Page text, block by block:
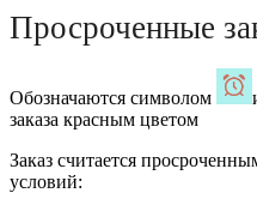
Просроченные
Обозначаются символом
заказа красным цветом
Заказ считается
условий: